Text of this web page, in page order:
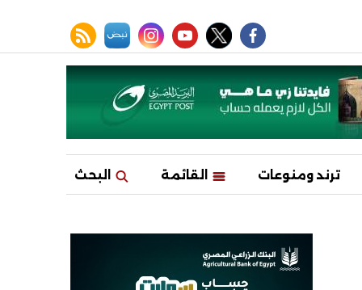
facebook
twitter
youtube
instagram
نبض rss feed
ترند ومنوعات القائمة البحث